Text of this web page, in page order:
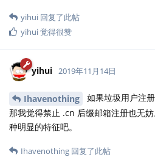
yihui 回复了此帖
yihui觉得很赞
yihui 2019年11月14日
Ihavenothing
如果垃圾用户注
那我觉得禁止 .cn 后缀邮箱注册也无
种明显的特征吧。
Ihavenothing 回复了此帖